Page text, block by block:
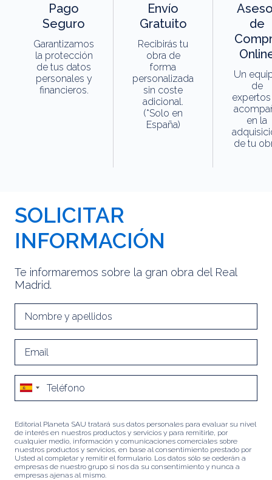
Pago
Seguro
Garantizamos
la protección
de tus datos
personales y
financieros.
Envío
Gratuito
Recibirás tu
obra de
forma
personalizada
sin coste
adicional.
(*Solo en
España)
de
Un
de
en la
de tu
SOLICITAR
INFORMACIÓN
Te informaremos sobre la gran obra del Real
Madrid.
Editorial Planeta SAU tratará sus datos personales para evaluar su nivel
de interés en nuestros productos y servicios y para remitirle, por
cualquier medio, información y comunicaciones comerciales sobre
nuestros productos y servicios, en base al consentimiento prestado por
Usted al completar y remitir el formulario. Los datos sólo se cederán a
empresas de nuestro grupo si nos da su consentimiento y nunca a
empresas ajenas al mismo.